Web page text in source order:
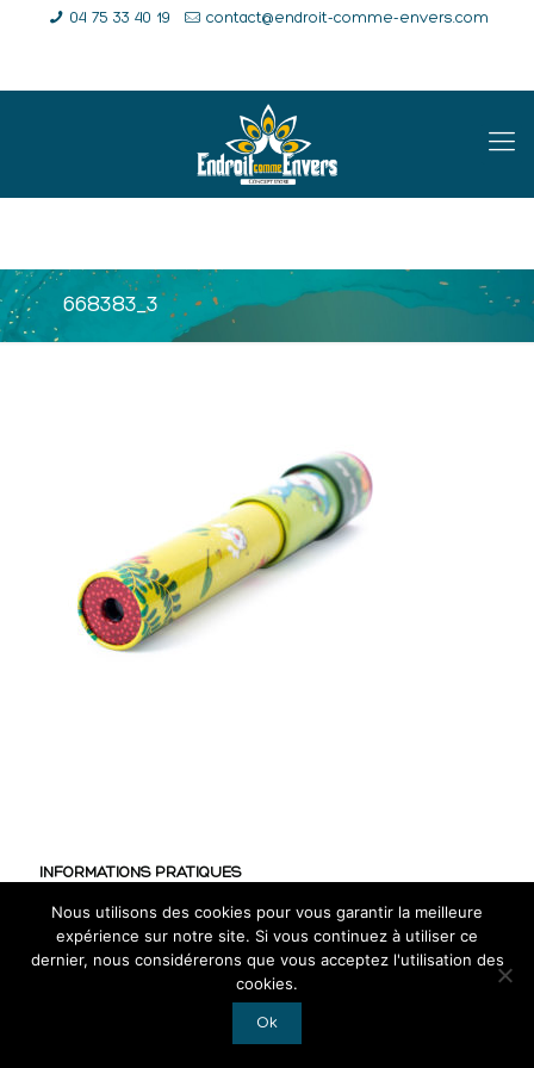
04 75 33 40 19 contact@endroit-comme-envers.com
668383_3
INFORMATIONS PRATIQUES
CGV
Mentions légales
Nous utilisons des cookies pour vous garantir la meilleure
expérience sur notre site. Si vous continuez à utiliser ce
dernier, nous considérerons que vous acceptez l'utilisation des
cookies.
Ok